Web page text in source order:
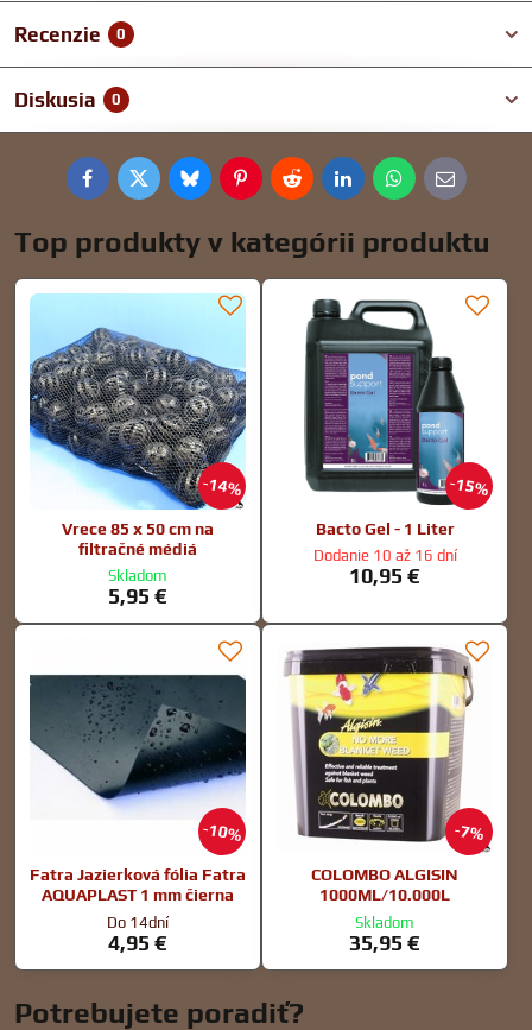
Recenzie 0
Diskusia 0
FacebookTwitterBlueskyPinterestRedditLinkedInWhatsApp
E-
mail
Top produkty v kategórii produktu
14%
Vrece 85 x 50 cm na
filtračné médiá
Skladom
5,95 €
15%
Bacto Gel - 1 Liter
Dodanie 10 až 16 dní
10,95 €
10%
Fatra Jazierková fólia Fatra
AQUAPLAST 1 mm čierna
Do 14dní
4,95 €
7%
COLOMBO ALGISIN
1000ML/10.000L
Skladom
35,95 €
Potrebujete poradiť?